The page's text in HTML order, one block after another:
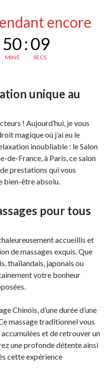
encore
50
MINS
:08
SECS
unique au
! Aujourd’hui, je vous
magique où j’ai eu le
inoubliable : le Salon
de-France, à Paris, ce salon
prestations qui vous
bien-être absolu.
pour tous
accueillis et
de massages exquis. Que
thaïlandais, japonais ou
votre bonheur
Chinois, d’une durée d’une
massage traditionnel vous
et de retrouver un
une profonde détente ainsi
cette expérience